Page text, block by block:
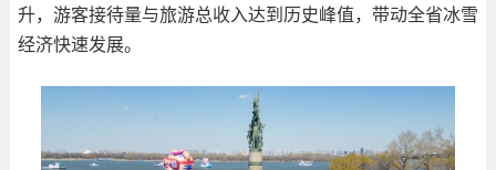
升，游客接待量与旅游总收入达到历史峰值，带动全省冰雪
经济快速发展。